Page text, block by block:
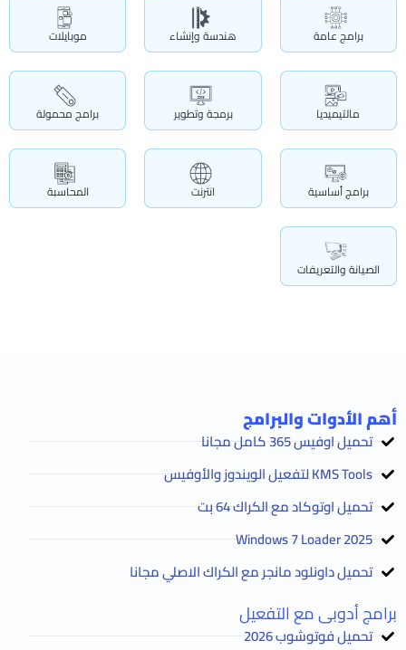
برامج عامة هندسة وإنشاء موبايلات
مالتيميديا برمجة وتطوير برامج محمولة
برامج أساسية انترنت المحاسبة
الصيانة والتعريفات
أهم الأدوات والبرامج
تحميل اوفيس 365 كامل مجانا
KMS Tools لتفعيل الويندوز والأوفيس
تحميل اوتوكاد مع الكراك 64 بت
2025 Windows 7 Loader
تحميل داونلود مانجر مع الكراك الاصلي مجانا
برامج أدوبى مع التفعيل
تحميل فوتوشوب 2026